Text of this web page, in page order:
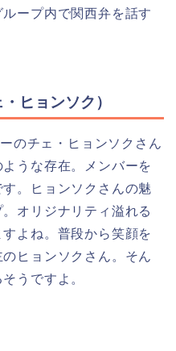
ープ内で関西弁を話す
ヒョンソク）
のチェ・ヒョンソクさん
うな存在。メンバーを
。ヒョンソクさんの魅
オリジナリティ溢れる
よね。普段から笑顔を
ヒョンソクさん。そん
うですよ。